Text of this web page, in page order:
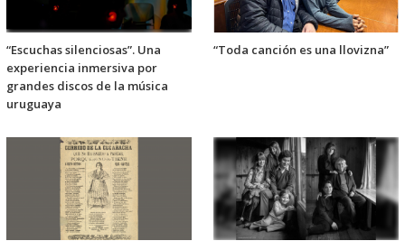
“Escuchas silenciosas”. Una
experiencia inmersiva por
grandes discos de la música
uruguaya
“Toda canción es una llovizna”